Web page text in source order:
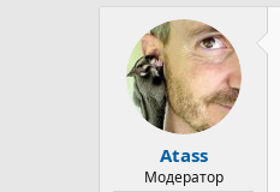
Atass
Модератор